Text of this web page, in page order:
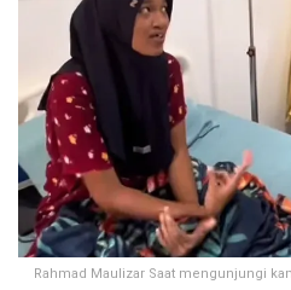
Rahmad Maulizar Saat mengunjungi